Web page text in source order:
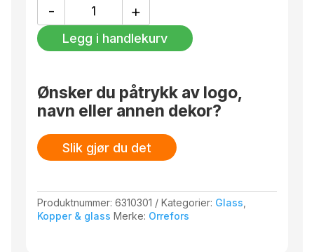
-
ICE
CUBES
4/P
+
Legg i handlekurv
Ønsker du påtrykk av logo,
navn eller annen dekor?
Slik gjør du det
Produktnummer:6310301 Kategorier: Glass
Kopper & glass Merke: Orrefors